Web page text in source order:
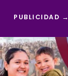
PUBLICIDAD →
Reproductor
de
vídeo